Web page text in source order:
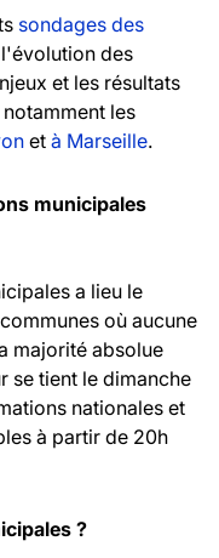
sondages des
des
et les résultats
les
et à Marseille.
municipales
a lieu le
où aucune
majorité absolue
se tient le dimanche
nationales et
à partir de 20h
?